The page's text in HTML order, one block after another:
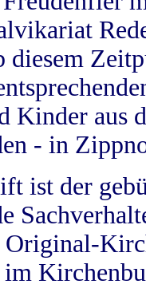
Kinder aus
- in
ist der